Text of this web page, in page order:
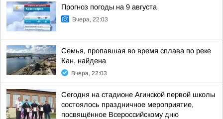
Прогноз погоды на 9 августа
Вчера, 22:03
Семья, пропавшая во время сплава по реке
Кан, найдена
Вчера, 22:03
Сегодня на стадионе Агинской первой школы
состоялось праздничное мероприятие,
посвящённое Всероссийскому дню